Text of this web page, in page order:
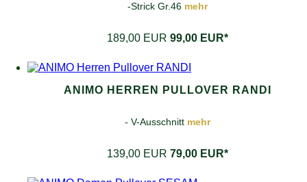
-Strick Gr.46 mehr
189,00 EUR 99,00 EUR*
ANIMO HERREN PULLOVER RANDI
- V-Ausschnitt mehr
139,00 EUR 79,00 EUR*